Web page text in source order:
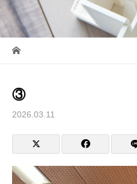
③
2026.03.11